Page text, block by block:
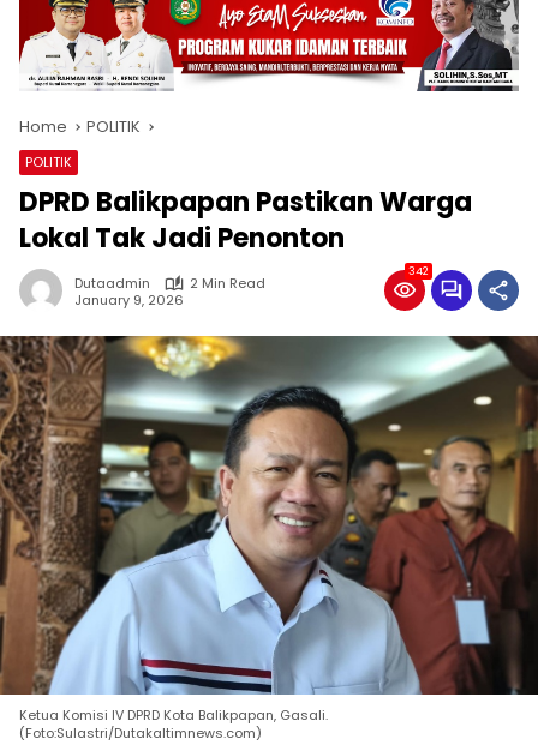
Home POLITIK
POLITIK
DPRD Balikpapan Pastikan Warga
Lokal Tak Jadi Penonton
Dutaadmin
2 Min Read
January 9, 2026
342
Ketua Komisi IV DPRD Kota Balikpapan, Gasali.
(Foto:Sulastri/Dutakaltimnews.com)